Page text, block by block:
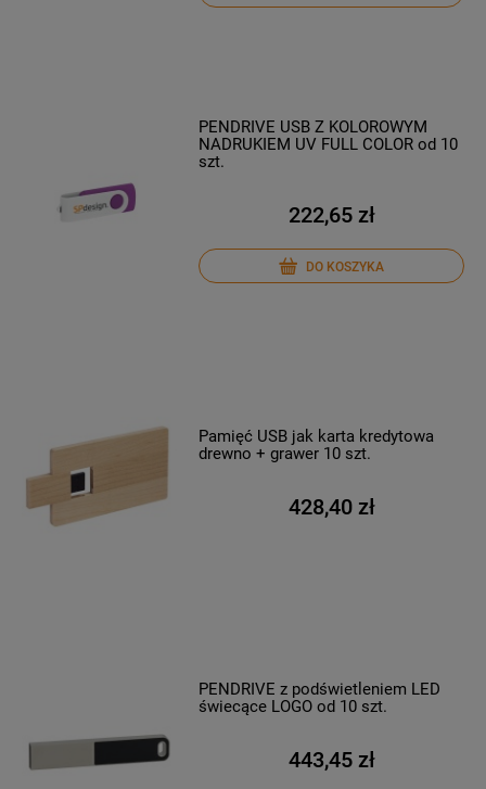
PENDRIVE USB Z KOLOROWYM
NADRUKIEM UV FULL COLOR od 10
szt.
222,65 zł
DO KOSZYKA
Pamięć USB jak karta kredytowa
drewno + grawer 10 szt.
428,40 zł
PENDRIVE z podświetleniem LED
świecące LOGO od 10 szt.
443,45 zł